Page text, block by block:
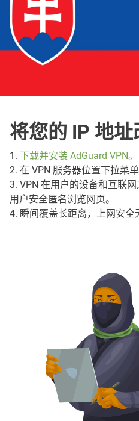
将您的 IP 地
1. 下载并安装 AdGuard VPN。
2. 在 VPN 服务器位置下拉菜
3. VPN 在用户的设备和互联
用户安全匿名浏览网页。
4. 瞬间覆盖长距离，上网安全